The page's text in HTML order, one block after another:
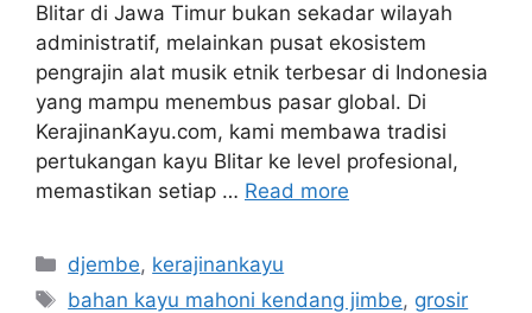
Blitar di Jawa Timur bukan sekadar wilayah
administratif, melainkan pusat ekosistem
pengrajin alat musik etnik terbesar di Indonesia
yang mampu menembus pasar global. Di
KerajinanKayu.com, kami membawa tradisi
pertukangan kayu Blitar ke level profesional,
memastikan setiap … Read more
Categories
djembe, kerajinankayu
Tags
bahan kayu mahoni kendang jimbe, grosir